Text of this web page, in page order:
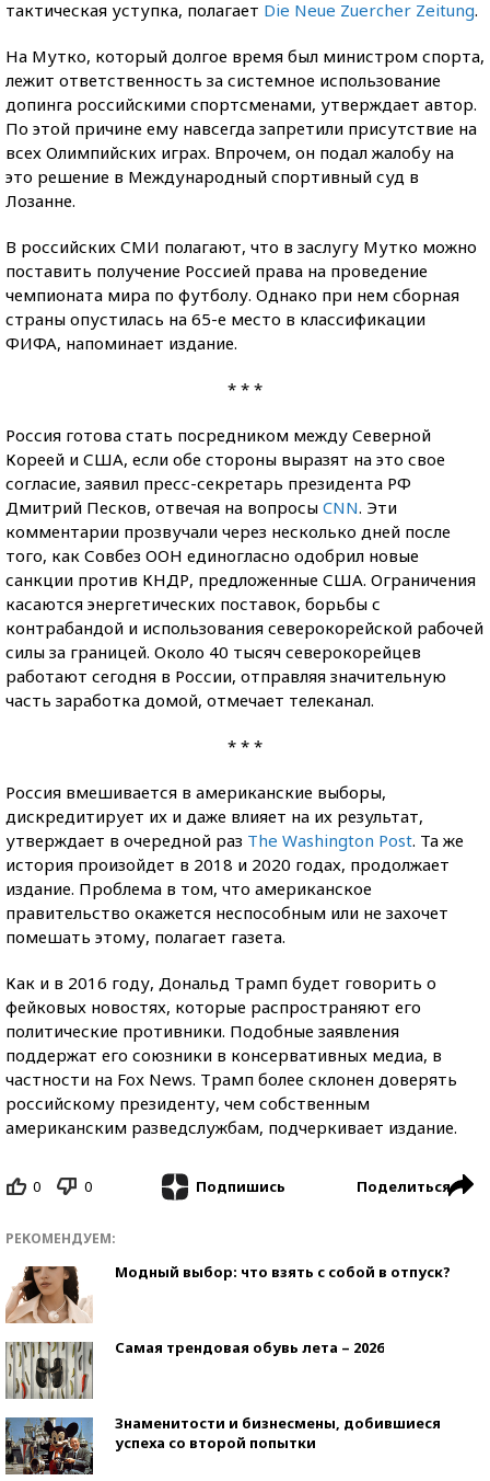
тактическая уступка, полагает Die Neue Zuercher Zeitung.
На Мутко, который долгое время был министром спорта,
лежит ответственность за системное использование
допинга российскими спортсменами, утверждает автор.
По этой причине ему навсегда запретили присутствие на
всех Олимпийских играх. Впрочем, он подал жалобу на
это решение в Международный спортивный суд в
Лозанне.
В российских СМИ полагают, что в заслугу Мутко можно
поставить получение Россией права на проведение
чемпионата мира по футболу. Однако при нем сборная
страны опустилась на 65-е место в классификации
ФИФА, напоминает издание.
* * *
Россия готова стать посредником между Северной
Кореей и США, если обе стороны выразят на это свое
согласие, заявил пресс-секретарь президента РФ
Дмитрий Песков, отвечая на вопросы CNN. Эти
комментарии прозвучали через несколько дней после
того, как Совбез ООН единогласно одобрил новые
санкции против КНДР, предложенные США. Ограничения
касаются энергетических поставок, борьбы с
контрабандой и использования северокорейской рабочей
силы за границей. Около 40 тысяч северокорейцев
работают сегодня в России, отправляя значительную
часть заработка домой, отмечает телеканал.
* * *
Россия вмешивается в американские выборы,
дискредитирует их и даже влияет на их результат,
утверждает в очередной раз The Washington Post. Та же
история произойдет в 2018 и 2020 годах, продолжает
издание. Проблема в том, что американское
правительство окажется неспособным или не захочет
помешать этому, полагает газета.
Как и в 2016 году, Дональд Трамп будет говорить о
фейковых новостях, которые распространяют его
политические противники. Подобные заявления
поддержат его союзники в консервативных медиа, в
частности на Fox News. Трамп более склонен доверять
российскому президенту, чем собственным
американским разведслужбам, подчеркивает издание.
0 0 Подпишись Поделиться
РЕКОМЕНДУЕМ:
Модный выбор: что взять с собой в отпуск?
Самая трендовая обувь лета – 2026
Знаменитости и бизнесмены, добившиеся
успеха со второй попытки